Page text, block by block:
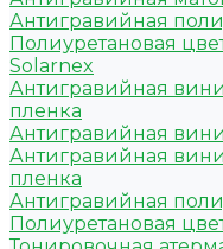
Антигравийная
Полиуретановая
Solarnex
Антигравийная
пленка
Антигравийная
Антигравийная
пленка
Антигравийная
Полиуретановая